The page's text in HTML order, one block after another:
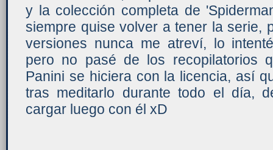
y la colección completa de
siempre quise volver a tener la serie,
versiones nunca me atreví, lo
pero no pasé de los recopilatorios
Panini se hiciera con la licencia, así
tras meditarlo durante todo el día,
cargar luego con él xD